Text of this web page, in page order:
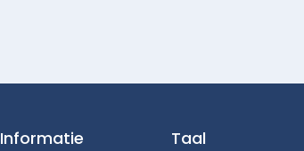
Informatie Taal